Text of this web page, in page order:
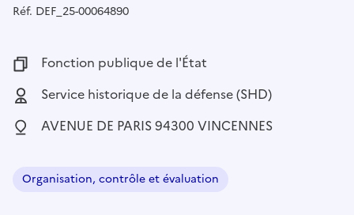
Réf. Référence :
DEF_25-00064890
Fonction publique :
Fonction publique de l'État
Employeur :
Service historique de la défense (SHD)
Localisation :
AVENUE DE PARIS 94300 VINCENNES
Domaine :
Organisation, contrôle et évaluation